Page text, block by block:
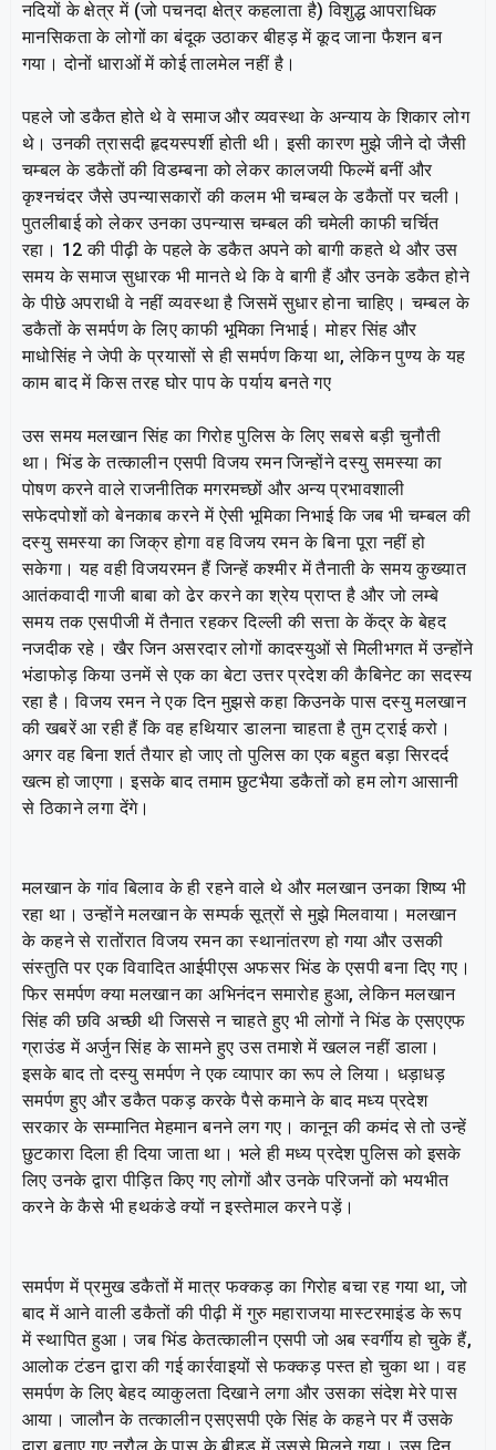
नदियों के क्षेत्र में (जो पचनदा क्षेत्र कहलाता है) विशुद्ध आपराधिक
मानसिकता के लोगों का बंदूक उठाकर बीहड़ में कूद जाना फैशन बन
गया। दोनों धाराओं में कोई तालमेल नहीं है।
पहले जो डकैत होते थे वे समाज और व्यवस्था के अन्याय के शिकार लोग
थे। उनकी त्रासदी हृदयस्पर्शी होती थी। इसी कारण मुझे जीने दो जैसी
चम्बल के डकैतों की विडम्बना को लेकर कालजयी फिल्में बनीं और
कृश्नचंदर जैसे उपन्यासकारों की कलम भी चम्बल के डकैतों पर चली।
पुतलीबाई को लेकर उनका उपन्यास चम्बल की चमेली काफी चर्चित
रहा। 12 की पीढ़ी के पहले के डकैत अपने को बागी कहते थे और उस
समय के समाज सुधारक भी मानते थे कि वे बागी हैं और उनके डकैत होने
के पीछे अपराधी वे नहीं व्यवस्था है जिसमें सुधार होना चाहिए। चम्बल के
डकैतों के समर्पण के लिए काफी भूमिका निभाई। मोहर सिंह और
माधोसिंह ने जेपी के प्रयासों से ही समर्पण किया था, लेकिन पुण्य के यह
काम बाद में किस तरह घोर पाप के पर्याय बनते गए
उस समय मलखान सिंह का गिरोह पुलिस के लिए सबसे बड़ी चुनौती
था। भिंड के तत्कालीन एसपी विजय रमन जिन्होंने दस्यु समस्या का
पोषण करने वाले राजनीतिक मगरमच्छों और अन्य प्रभावशाली
सफेदपोशों को बेनकाब करने में ऐसी भूमिका निभाई कि जब भी चम्बल की
दस्यु समस्या का जिक्र होगा वह विजय रमन के बिना पूरा नहीं हो
सकेगा। यह वही विजयरमन हैं जिन्हें कश्मीर में तैनाती के समय कुख्यात
आतंकवादी गाजी बाबा को ढेर करने का श्रेय प्राप्त है और जो लम्बे
समय तक एसपीजी में तैनात रहकर दिल्ली की सत्ता के केंद्र के बेहद
नजदीक रहे। खैर जिन असरदार लोगों कादस्युओं से मिलीभगत में उन्होंने
भंडाफोड़ किया उनमें से एक का बेटा उत्तर प्रदेश की कैबिनेट का सदस्य
रहा है। विजय रमन ने एक दिन मुझसे कहा किउनके पास दस्यु मलखान
की खबरें आ रही हैं कि वह हथियार डालना चाहता है तुम ट्राई करो।
अगर वह बिना शर्त तैयार हो जाए तो पुलिस का एक बहुत बड़ा सिरदर्द
खत्म हो जाएगा। इसके बाद तमाम छुटभैया डकैतों को हम लोग आसानी
से ठिकाने लगा देंगे।
मलखान के गांव बिलाव के ही रहने वाले थे और मलखान उनका शिष्य भी
रहा था। उन्होंने मलखान के सम्पर्क सूत्रों से मुझे मिलवाया। मलखान
के कहने से रातोंरात विजय रमन का स्थानांतरण हो गया और उसकी
संस्तुति पर एक विवादित आईपीएस अफसर भिंड के एसपी बना दिए गए।
फिर समर्पण क्या मलखान का अभिनंदन समारोह हुआ, लेकिन मलखान
सिंह की छवि अच्छी थी जिससे न चाहते हुए भी लोगों ने भिंड के एसएएफ
ग्राउंड में अर्जुन सिंह के सामने हुए उस तमाशे में खलल नहीं डाला।
इसके बाद तो दस्यु समर्पण ने एक व्यापार का रूप ले लिया। धड़ाधड़
समर्पण हुए और डकैत पकड़ करके पैसे कमाने के बाद मध्य प्रदेश
सरकार के सम्मानित मेहमान बनने लग गए। कानून की कमंद से तो उन्हें
छुटकारा दिला ही दिया जाता था। भले ही मध्य प्रदेश पुलिस को इसके
लिए उनके द्वारा पीड़ित किए गए लोगों और उनके परिजनों को भयभीत
करने के कैसे भी हथकंडे क्यों न इस्तेमाल करने पड़ें।
समर्पण में प्रमुख डकैतों में मात्र फक्कड़ का गिरोह बचा रह गया था, जो
बाद में आने वाली डकैतों की पीढ़ी में गुरु महाराजया मास्टरमाइंड के रूप
में स्थापित हुआ। जब भिंड केतत्कालीन एसपी जो अब स्वर्गीय हो चुके हैं,
आलोक टंडन द्वारा की गई कार्रवाइयों से फक्कड़ पस्त हो चुका था। वह
समर्पण के लिए बेहद व्याकुलता दिखाने लगा और उसका संदेश मेरे पास
आया। जालौन के तत्कालीन एसएसपी एके सिंह के कहने पर मैं उसके